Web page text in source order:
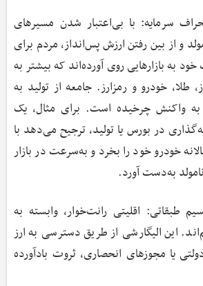
سرمایه: با بی‌اعتبار شدن مسیرهای
و از بین رفتن ارزش پس‌انداز، مردم برای
به بازارهایی روی آورده‌اند که بیشتر به
طلا، خودرو و رمزارز. جامعه از تولید به
به واکنش چرخیده است. برای مثال، یک
در بورس یا تولید، ترجیح می‌دهد با
خودرو خود را بخرد و به‌سرعت در بازار
به‌دست آورد.
طبقاتی: اقلیتی رانت‌خوار، وابسته به
این الیگارشی از طریق دسترسی به ارز
یا مجوزهای انحصاری، ثروت بادآورده